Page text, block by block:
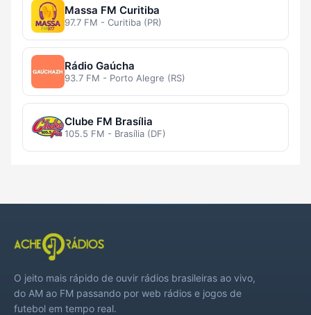
Massa FM Curitiba
97.7 FM - Curitiba (PR)
Rádio Gaúcha
93.7 FM - Porto Alegre (RS)
Clube FM Brasília
105.5 FM - Brasília (DF)
O jeito mais rápido de ouvir rádios brasileiras ao vivo,
do AM ao FM passando por web rádios e jogos de
futebol em tempo real.